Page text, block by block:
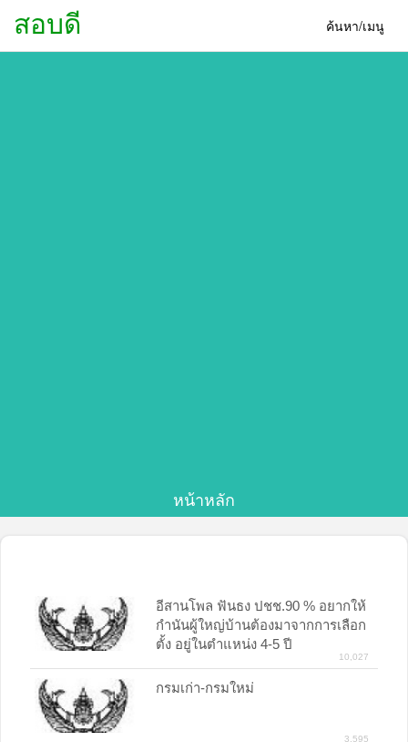
ค้นหา/เมนู
สอบดี
หน้าหลัก
อีสานโพล ฟันธง ปชช.90 % อยากให้
กำนันผู้ใหญ่บ้านต้องมาจากการเลือก
ตั้ง อยู่ในตำแหน่ง 4-5 ปี
10,027
กรม​เก่า-กรม​ใหม่
3,595